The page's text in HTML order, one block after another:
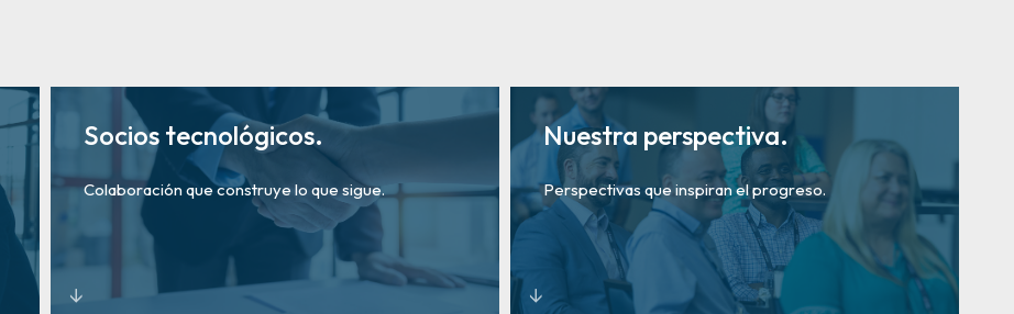
Socios tecnológicos.
Colaboración que construye lo que sigue.
Nuestra perspectiva.
Perspectivas que inspiran el progreso.